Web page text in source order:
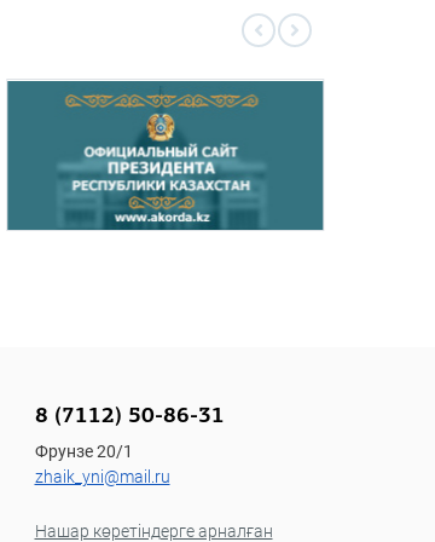
8 (7112) 50-86-31
Фрунзе 20/1
zhaik_yni@mail.ru
Нашар көретіндерге арналған